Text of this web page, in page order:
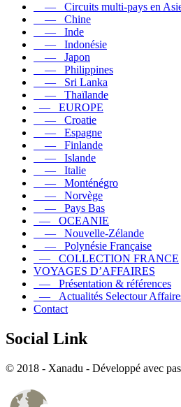
— Circuits multi-pays en
— Chine
— Inde
— Indonésie
— Japon
— Philippines
— Sri Lanka
— Thaïlande
— EUROPE
— Croatie
— Espagne
— Finlande
— Islande
— Italie
— Monténégro
— Norvège
— Pays Bas
— OCEANIE
— Nouvelle-Zélande
— Polynésie Française
— COLLECTION FRANCE
VOYAGES D’AFFAIRES
— Présentation & références
— Actualités Selectour
Contact
Social Link
© 2018 - Xanadu - Développé avec